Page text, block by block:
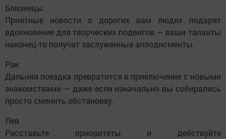
Близнецы
Приятные новости о дорогих вам людях подарят
вдохновение для творческих подвигов — ваши таланты
наконец-то получат заслуженные аплодисменты.
Рак
Дальняя поездка превратится в приключение с новыми
знакомствами — даже если изначально вы собирались
просто сменить обстановку.
Лев
Расставьте приоритеты и действуйте